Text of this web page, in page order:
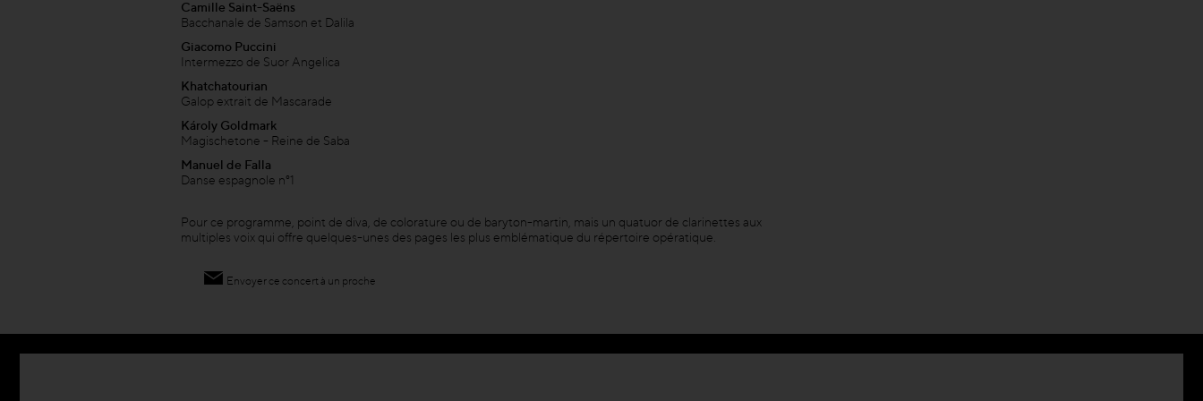
Camille Saint-Saëns
Bacchanale de Samson et Dalila
Giacomo Puccini
Intermezzo de Suor Angelica
Khatchatourian
Galop extrait de Mascarade
Károly Goldmark
Magischetone - Reine de Saba
Manuel de Falla
Danse espagnole n°1
Pour ce programme, point de diva, de colorature ou de baryton-martin, mais un quatuor de clarinettes aux
multiples voix qui offre quelques-unes des pages les plus emblématique du répertoire opératique.
Envoyer ce concert à un proche